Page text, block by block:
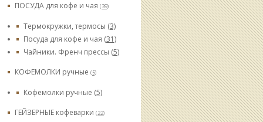
ПОСУДА для кофе и чая (39)
Термокружки, термосы (3)
Посуда для кофе и чая (31)
Чайники. Френч прессы (5)
КОФЕМОЛКИ ручные (5)
Кофемолки ручные (5)
ГЕЙЗЕРНЫЕ кофеварки (22)